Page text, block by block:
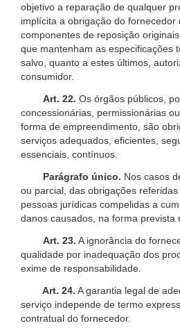
objetivo a reparação de qualquer
implícita a obrigação do fornecedor
componentes de reposição
que mantenham as especificações
salvo, quanto a estes últimos,
consumidor.
Art. 22. Os órgãos públicos,
concessionárias, permissionárias
forma de empreendimento, são
serviços adequados, eficientes,
essenciais, contínuos.
Parágrafo único. Nos casos
ou parcial, das obrigações
pessoas jurídicas compelidas a
danos causados, na forma prevista
Art. 23. A ignorância do
qualidade por inadequação dos
exime de responsabilidade.
Art. 24. A garantia legal de
serviço independe de termo
contratual do fornecedor.